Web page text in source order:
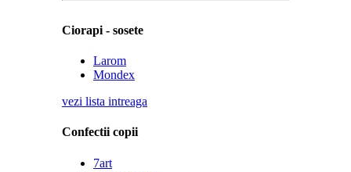
Ciorapi - sosete
Larom
Mondex
vezi lista intreaga
Confectii copii
7art